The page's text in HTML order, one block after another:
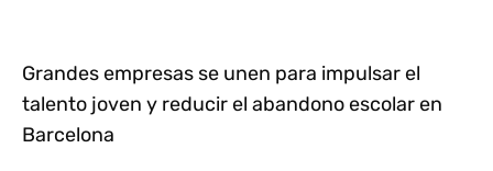
Grandes empresas se unen para impulsar el
talento joven y reducir el abandono escolar en
Barcelona